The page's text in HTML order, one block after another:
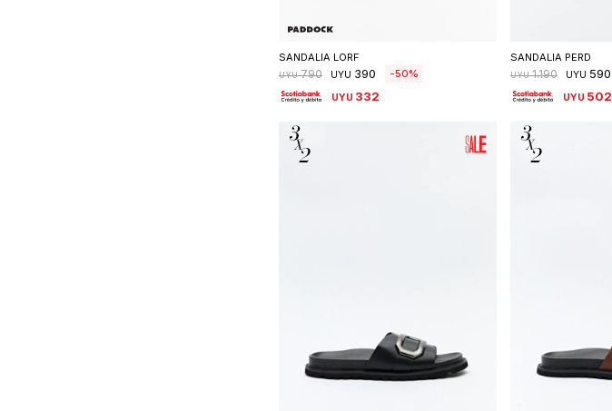
SANDALIA LORF
UYU 790 UYU 390 50
UYU 332
SANDALIA PERD
UYU 1.190 UYU 590
UYU 502